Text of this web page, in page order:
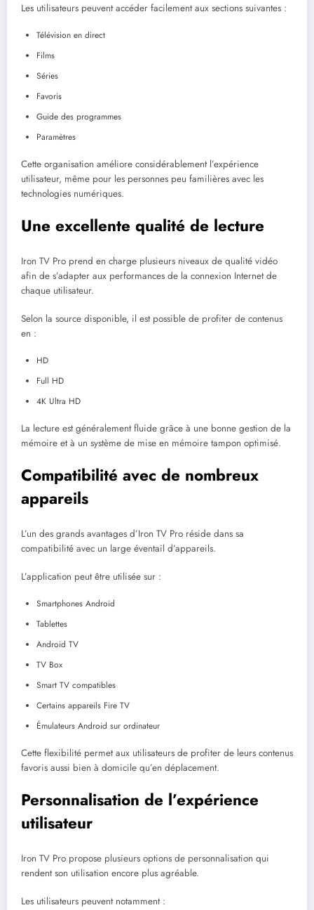
Les utilisateurs peuvent accéder facilement aux sections suivantes :
Télévision en direct
Films
Séries
Favoris
Guide des programmes
Paramètres
Cette organisation améliore considérablement l’expérience
utilisateur, même pour les personnes peu familières avec les
technologies numériques.
Une excellente qualité de lecture
Iron TV Pro prend en charge plusieurs niveaux de qualité vidéo
afin de s’adapter aux performances de la connexion Internet de
chaque utilisateur.
Selon la source disponible, il est possible de profiter de contenus
en :
HD
Full HD
4K Ultra HD
La lecture est généralement fluide grâce à une bonne gestion de la
mémoire et à un système de mise en mémoire tampon optimisé.
Compatibilité avec de nombreux
appareils
L’un des grands avantages d’Iron TV Pro réside dans sa
compatibilité avec un large éventail d’appareils.
L’application peut être utilisée sur :
Smartphones Android
Tablettes
Android TV
TV Box
Smart TV compatibles
Certains appareils Fire TV
Émulateurs Android sur ordinateur
Cette flexibilité permet aux utilisateurs de profiter de leurs contenus
favoris aussi bien à domicile qu’en déplacement.
Personnalisation de l’expérience
utilisateur
Iron TV Pro propose plusieurs options de personnalisation qui
rendent son utilisation encore plus agréable.
Les utilisateurs peuvent notamment :